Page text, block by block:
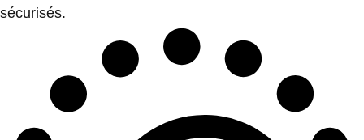
sécurisés.